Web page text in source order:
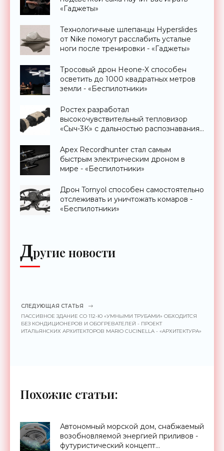
«Гаджеты»
Технологичные шлепанцы Hyperslides
от Nike помогут расслабить усталые
ноги после тренировки - «Гаджеты»
Тросовый дрон Heone-X способен
осветить до 1000 квадратных метров
земли - «Беспилотники»
Ростех разработал
высокочувствительный тепловизор
«Сыч-3К» с дальностью распознавания
Apex Recordhunter стал самым
быстрым электрическим дроном в
мире - «Беспилотники»
Дрон Tornyol способен самостоятельно
отслеживать и уничтожать комаров -
«Беспилотники»
Другие новости
СЛЕДУЮЩАЯ СТАТЬЯ
ПАССИВНОЕ ЗДАНИЕ СО 112-Ю «УМНЫМИ ТРУБАМИ» ОБХОДИТСЯ
БЕЗ КОНДИЦИОНЕРОВ И ОБОГРЕВАТЕЛЕЙ - ПРОЕКТ
ИТАЛЬЯНСКИХ АРХИТЕКТОРОВ MARIO CUCINELLA - «АРХИТЕКТУРА»
Похожие статьи:
Автономный морской дом, снабжаемый
возобновляемой энергией приливов -
футуристический концепт